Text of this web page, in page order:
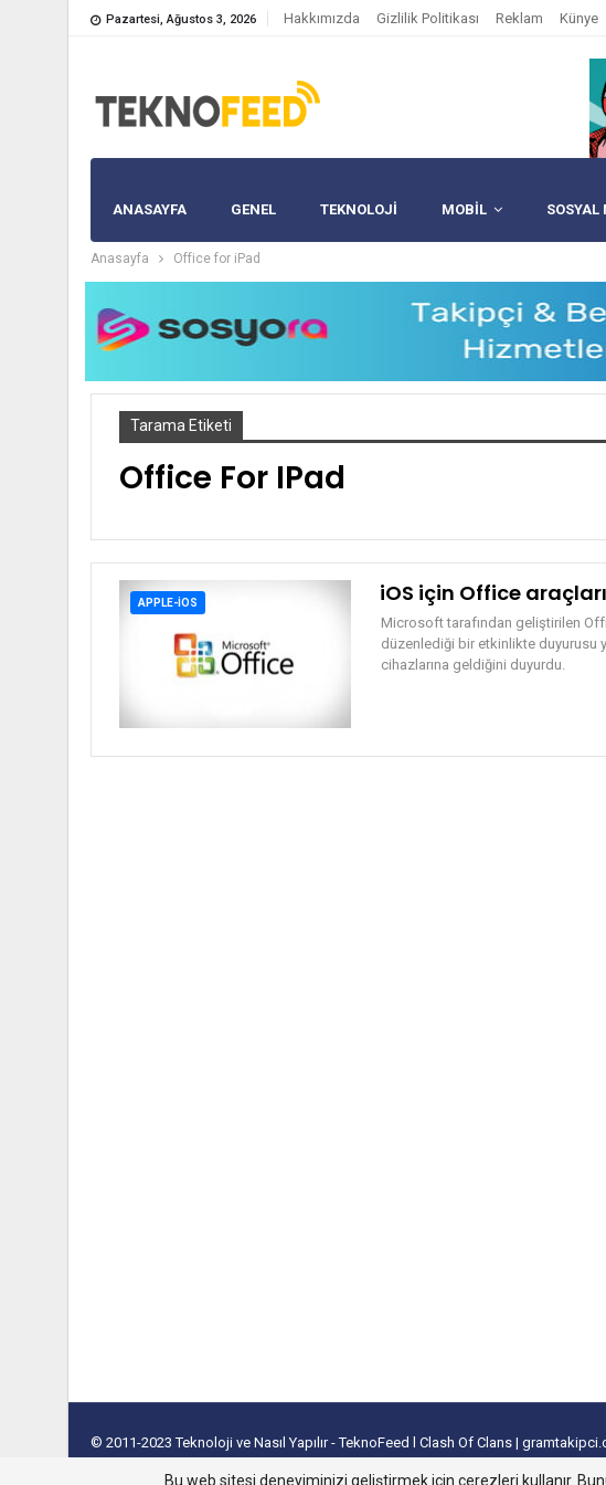
Pazartesi, Ağustos 3, 2026 Hakkımızda Gizlilik Politikası Reklam Künye
ANASAYFA GENEL TEKNOLOJİ MOBIL SOSYAL
Anasayfa Office for iPad
Tarama Etiketi
Office For IPad
APPLE-IOS iOS için Office
Microsoft tarafından geliştirilen
düzenlediği bir etkinlikte duyurusu
cihazlarına geldiğini duyurdu.
© 2011-2023Teknoloji ve Nasıl Yapılır - TeknoFeed l Clash Of Clans |
Bu web sitesi deneyiminizi geliştirmek için çerezleri kullanır.